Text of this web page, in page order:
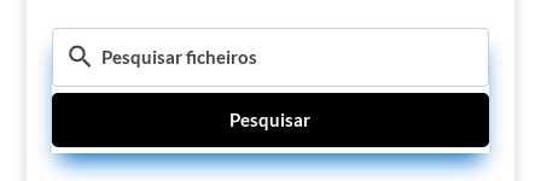
Pesquisar